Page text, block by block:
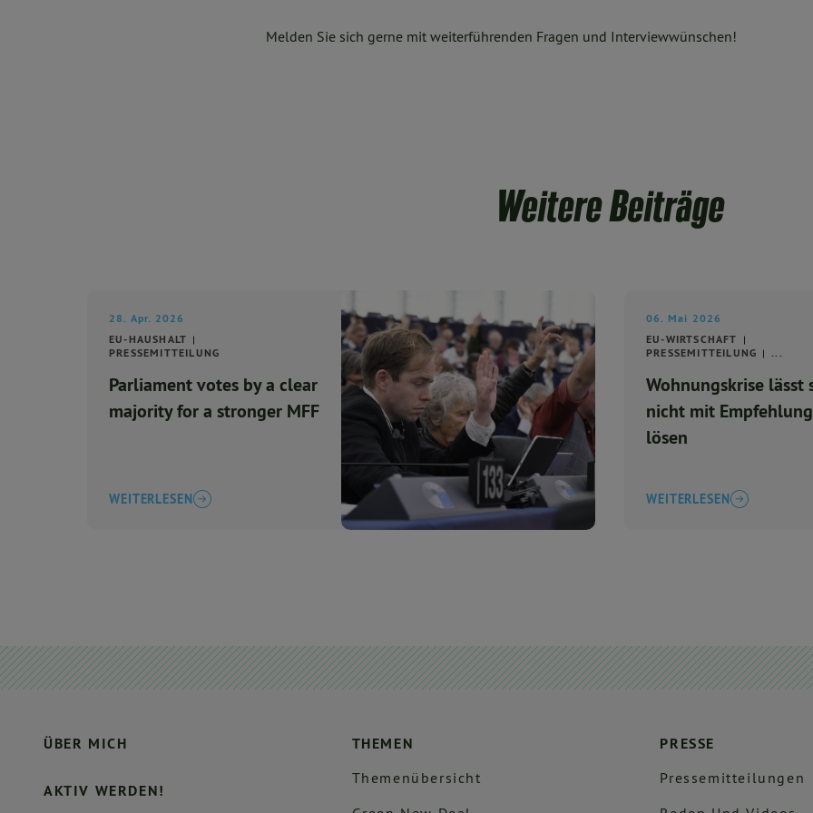
Melden Sie sich gerne mit weiterführenden Fragen und Interviewwünschen!
Weitere Beiträge
28. Apr. 2026
EU-HAUSHALT
PRESSEMITTEILUNG
Parliament votes by a clear
majority for a stronger MFF
WEITERLESEN
06. Mai 2026
EU-WIRTSCHAFT
PRESSEMITTEILUNG
...
Wohnungskrise lässt
nicht mit
lösen
WEITERLESEN
ÜBER MICH
AKTIV WERDEN!
THEMEN
Themenübersicht
PRESSE
Pressemitteilungen